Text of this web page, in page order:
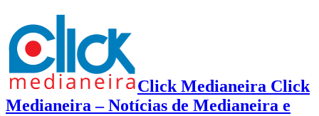
Click Medianeira Click
Medianeira – Notícias de Medianeira e